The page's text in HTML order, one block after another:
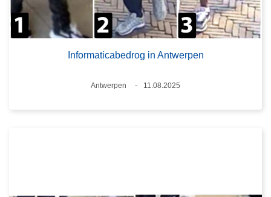
Informaticabedrog in Antwerpen
Plaats
Antwerpen
11.08.2025